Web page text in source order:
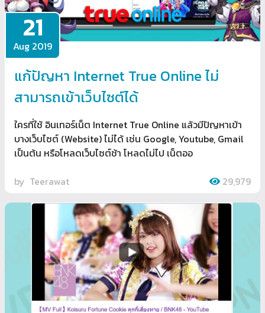
21
Aug 2019
แก้ปัญหา Internet True Online ไม่
สามารถเข้าเว็บไซต์ได้
ใครที่ใช้ อินเทอร์เน็ต Internet True Online แล้วมีปัญหาเข้า
บางเว็บไซต์ (Website) ไม่ได้ เช่น Google, Youtube, Gmail
เป็นต้น หรือโหลดเว็บไซต์ช้า โหลดไม่ไป เน็ตออ
by Teerawat 29,979